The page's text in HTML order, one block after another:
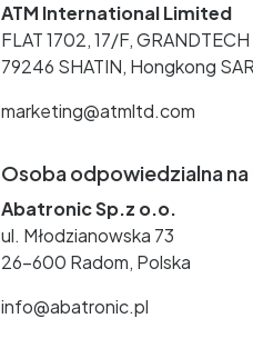
ATM International Limited
FLAT 1702, 17/F,
79246 SHATIN, Hongkong SAR
marketing@atmltd.com
Osoba odpowiedzialna na
Abatronic Sp.z o.o.
ul. Młodzianowska 73
26-600 Radom, Polska
info@abatronic.pl